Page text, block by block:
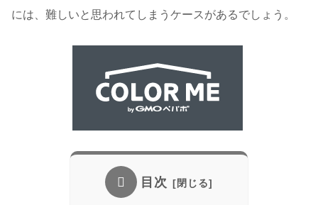
には、難しいと思われてしまうケースがあるでしょう。
目次